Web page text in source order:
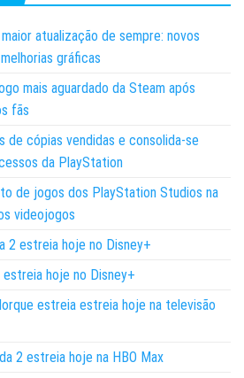
atualização de sempre: novos
gráficas
mais aguardado da Steam após
fãs
de cópias vendidas e consolida-se
da PlayStation
de jogos dos PlayStation Studios na
videojogos
2 estreia hoje no Disney+
hoje no Disney+
estreia estreia hoje na televisão
2 estreia hoje na HBO Max